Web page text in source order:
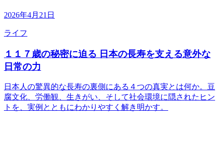
2026年4月21日
ライフ
１１７歳の秘密に迫る 日本の長寿を支える意外な
日常の力
日本人の驚異的な長寿の裏側にある４つの真実とは何か。豆
腐文化、労働観、生きがい、そして社会環境に隠されたヒン
トを、実例とともにわかりやすく解き明かす。